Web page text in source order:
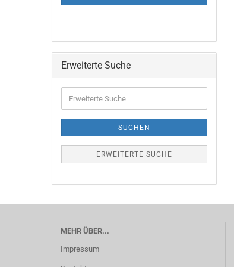
Erweiterte Suche
Suche
SUCHEN
ERWEITERTE SUCHE
MEHR ÜBER...
Impressum